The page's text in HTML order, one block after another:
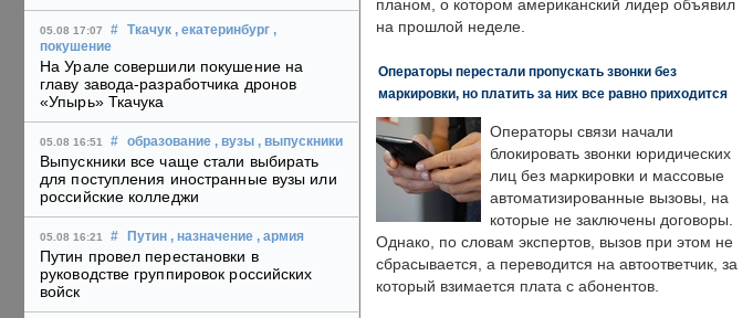
05.08 17:07 # Ткачук , екатеринбург ,
покушение
На Урале совершили покушение на
главу завода-разработчика дронов
«Упырь» Ткачука
05.08 16:51 # образование , вузы , выпускники
Выпускники все чаще стали выбирать
для поступления иностранные вузы или
российские колледжи
05.08 16:21 # Путин , назначение , армия
Путин провел перестановки в
руководстве группировок российских
войск
планом, о котором американский лидер объявил
на прошлой неделе.
Операторы перестали пропускать звонки без
маркировки, но платить за них все равно приходится
Операторы связи начали
блокировать звонки юридических
лиц без маркировки и массовые
автоматизированные вызовы, на
которые не заключены договоры.
Однако, по словам экспертов, вызов при этом не
сбрасывается, а переводится на автоответчик, за
который взимается плата с абонентов.